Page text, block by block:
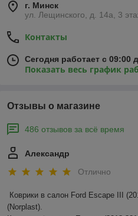
г. Минск
ул. Лещинского, д. 14а, 3
Контакты
Сегодня работает с 09:00
Показать весь график
Отзывы о магазине
486 отзывов за всё время
Александр
Отлично
Коврики в салон Ford Escape III
(Norplast).